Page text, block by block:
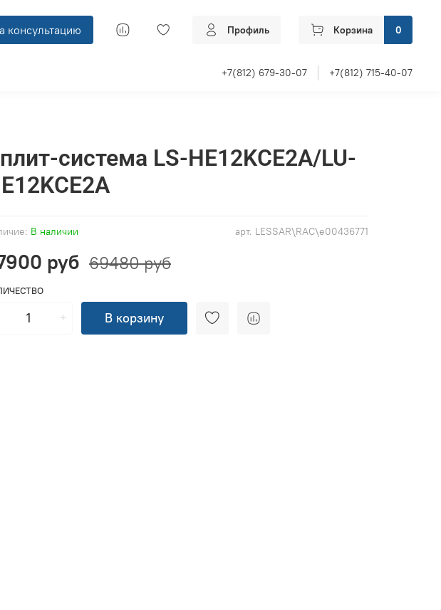
консультацию Профиль Корзина 0
+7(812) 679-30-07 +7(812) 715-40-07
арт. LESSAR\RAC\e00436771
В наличии
система LS-HE12KCE2A/LU-
руб 69480 руб
В корзину